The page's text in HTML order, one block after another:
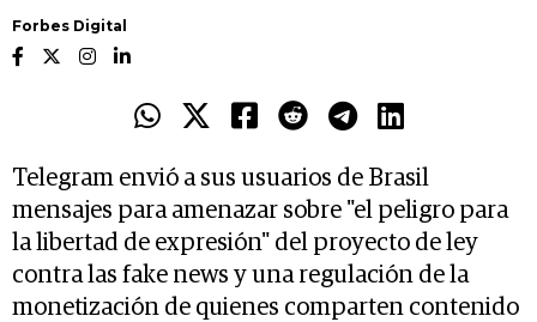
Forbes Digital
Telegram envió a sus usuarios de Brasil
mensajes para amenazar sobre "el peligro para
la libertad de expresión" del proyecto de ley
contra las fake news y una regulación de la
monetización de quienes comparten contenido